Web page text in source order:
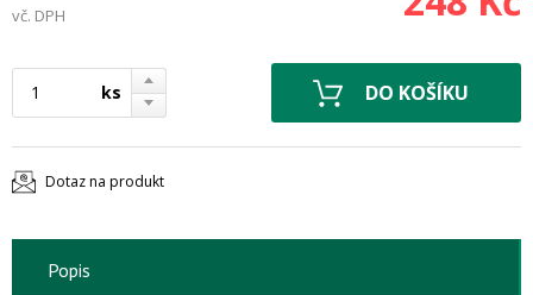
vč. DPH
ks
Dotaz na produkt
Popis